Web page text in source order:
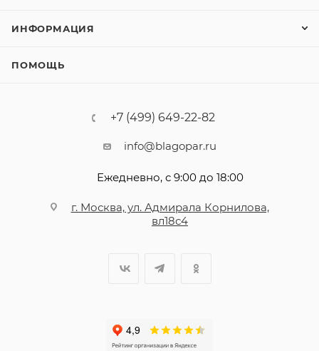
ИНФОРМАЦИЯ
ПОМОЩЬ
+7 (499) 649-22-82
info@blagopar.ru
Ежедневно, с 9:00 до 18:00
г. Москва, ул. Адмирала Корнилова,
вл18с4